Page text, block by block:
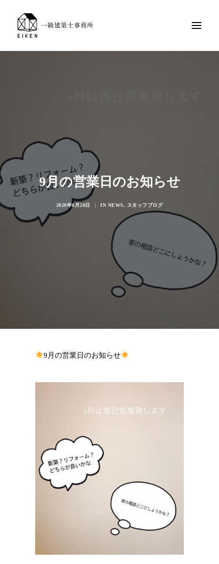
9月の営業日のお知らせ
2020年8月28日 | IN NEWS, スタッフブログ
9月の営業日のお知らせ